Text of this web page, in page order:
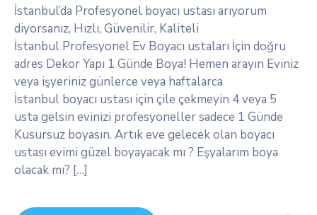
İstanbul’da Profesyonel boyacı ustası arıyorum
diyorsanız, Hızlı, Güvenilir, Kaliteli
İstanbul Profesyonel Ev Boyacı ustaları İçin doğru
adres Dekor Yapı 1 Günde Boya! Hemen arayın Eviniz
veya işyeriniz günlerce veya haftalarca
İstanbul boyacı ustası için çile çekmeyin 4 veya 5
usta gelsin evinizi profesyoneller sadece 1 Günde
Kusursuz boyasın. Artık eve gelecek olan boyacı
ustası evimi güzel boyayacak mı ? Eşyalarım boya
olacak mı? […]